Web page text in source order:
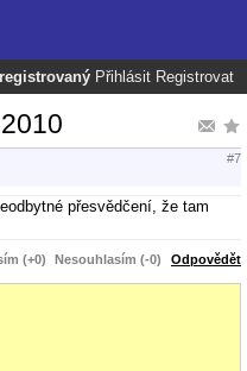
Přihlásit Registrovat
#7
přesvědčení, že tam
(+0) Nesouhlasím (-0) Odpovědět